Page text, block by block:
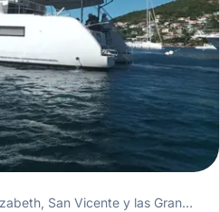
Bequia Marina, Puerto Elizabeth, San Vicente y las Granadinas